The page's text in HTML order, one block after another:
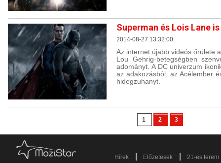
Superman és Lois Lane
2014-08-27 13:32:00
Az internet újabb videós őrülete
Lou Gehrig-betegségben
adományt. A DC univerzum
az adakozásból, az Acélember
hidegzuhanyt.
1 2 3
Hírek Előzetesek
21-es terem